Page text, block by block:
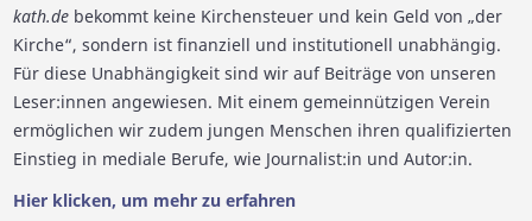
kath.debekommt keine Kirchensteuer und kein Geld von „der
Kirche“, sondern ist finanziell und institutionell unabhängig.
Für diese Unabhängigkeit sind wir auf Beiträge von unseren
Leser:innen angewiesen. Mit einem gemeinnützigen Verein
ermöglichen wir zudem jungen Menschen ihren qualifizierten
Einstieg in mediale Berufe, wie Journalist:in und Autor:in.
Hier klicken, um mehr zu erfahren